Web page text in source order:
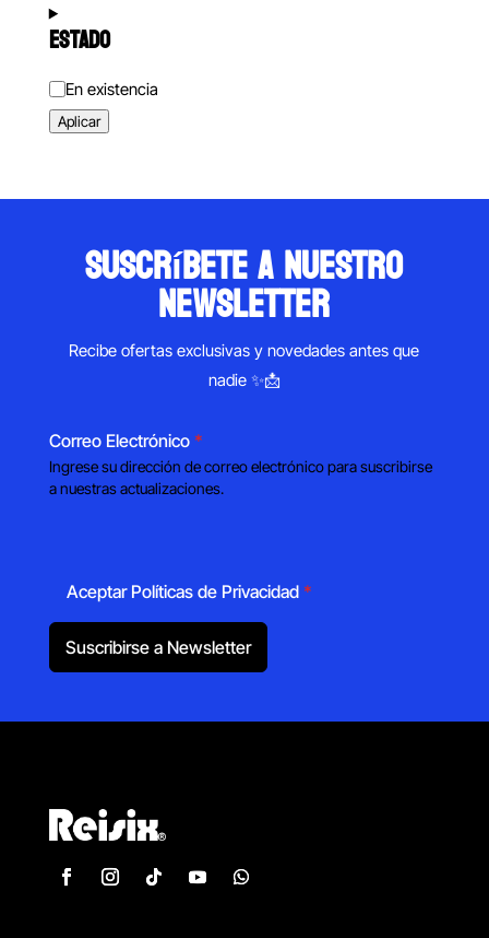
ESTADO
Estado
En existencia
Aplicar
suscríbete a nuestro
newsletter
Recibe ofertas exclusivas y novedades antes que
nadie ✨📩
Correo Electrónico *
Ingrese su dirección de correo electrónico para suscribirse
a nuestras actualizaciones.
Aceptar Políticas de Privacidad *
Suscribirse a Newsletter